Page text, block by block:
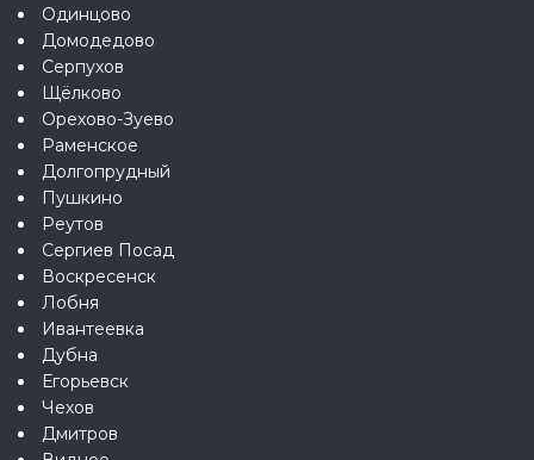
Одинцово
Домодедово
Серпухов
Щёлково
Орехово-Зуево
Раменское
Долгопрудный
Пушкино
Реутов
Сергиев Посад
Воскресенск
Лобня
Ивантеевка
Дубна
Егорьевск
Чехов
Дмитров